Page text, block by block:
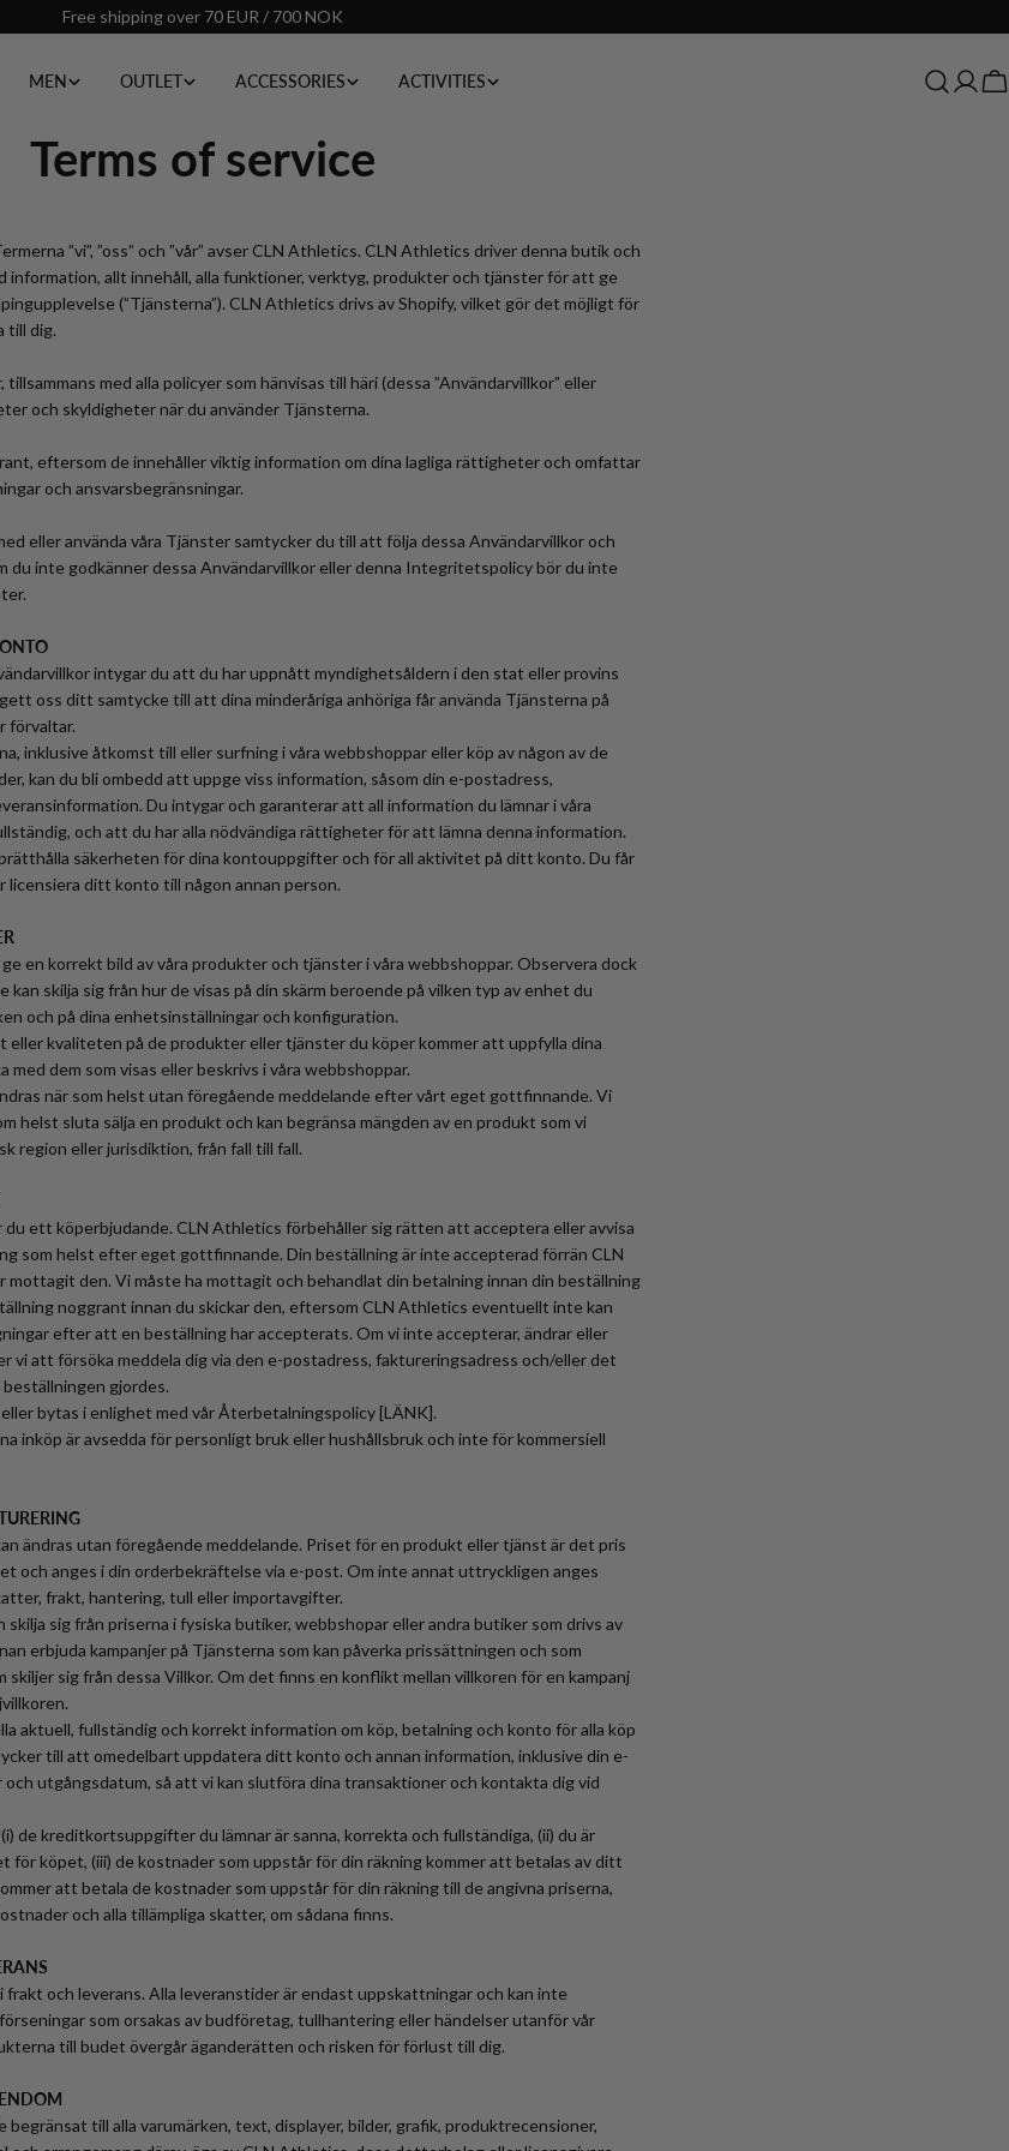
Free shipping over 70 EUR / 700 NOK
MEN OUTLET ACCESSORIES ACTIVITIES
Log
Terms of service
”vi”, ”oss” och ”vår” avser CLN Athletics. CLN Athletics driver denna butik och
information, allt innehåll, alla funktioner, verktyg, produkter och tjänster för att ge
(”Tjänsterna”). CLN Athletics drivs av Shopify, vilket gör det möjligt för
till dig.
med alla policyer som hänvisas till häri (dessa ”Användarvillkor” eller
och skyldigheter när du använder Tjänsterna.
eftersom de innehåller viktig information om dina lagliga rättigheter och omfattar
och ansvarsbegränsningar.
eller använda våra Tjänster samtycker du till att följa dessa Användarvillkor och
du inte godkänner dessa Användarvillkor eller denna Integritetspolicy bör du inte
intygar du att du har uppnått myndighetsåldern i den stat eller provins
oss ditt samtycke till att dina minderåriga anhöriga får använda Tjänsterna på
förvaltar.
inklusive åtkomst till eller surfning i våra webbshoppar eller köp av någon av de
kan du bli ombedd att uppge viss information, såsom din e-postadress,
Du intygar och garanterar att all information du lämnar i våra
och att du har alla nödvändiga rättigheter för att lämna denna information.
säkerheten för dina kontouppgifter och för all aktivitet på ditt konto. Du får
licensiera ditt konto till någon annan person.
en korrekt bild av våra produkter och tjänster i våra webbshoppar. Observera dock
skilja sig från hur de visas på din skärm beroende på vilken typ av enhet du
och på dina enhetsinställningar och konfiguration.
kvaliteten på de produkter eller tjänster du köper kommer att uppfylla dina
dem som visas eller beskrivs i våra webbshoppar.
när som helst utan föregående meddelande efter vårt eget gottfinnande. Vi
helst sluta sälja en produkt och kan begränsa mängden av en produkt som vi
region eller jurisdiktion, från fall till fall.
du ett köperbjudande. CLN Athletics förbehåller sig rätten att acceptera eller avvisa
som helst efter eget gottfinnande. Din beställning är inte accepterad förrän CLN
den. Vi måste ha mottagit och behandlat din betalning innan din beställning
noggrant innan du skickar den, eftersom CLN Athletics eventuellt inte kan
efter att en beställning har accepterats. Om vi inte accepterar, ändrar eller
vi att försöka meddela dig via den e-postadress, faktureringsadress och/eller det
gjordes.
bytas i enlighet med vår Återbetalningspolicy [LÄNK].
inköp är avsedda för personligt bruk eller hushållsbruk och inte för kommersiell
ändras utan föregående meddelande. Priset för en produkt eller tjänst är det pris
och anges i din orderbekräftelse via e-post. Om inte annat uttryckligen anges
frakt, hantering, tull eller importavgifter.
skilja sig från priserna i fysiska butiker, webbshopar eller andra butiker som drivs av
erbjuda kampanjer på Tjänsterna som kan påverka prissättningen och som
skiljer sig från dessa Villkor. Om det finns en konflikt mellan villkoren för en kampanj
aktuell, fullständig och korrekt information om köp, betalning och konto för alla köp
till att omedelbart uppdatera ditt konto och annan information, inklusive din e-
utgångsdatum, så att vi kan slutföra dina transaktioner och kontakta dig vid
de kreditkortsuppgifter du lämnar är sanna, korrekta och fullständiga, (ii) du är
för köpet, (iii) de kostnader som uppstår för din räkning kommer att betalas av ditt
att betala de kostnader som uppstår för din räkning till de angivna priserna,
och alla tillämpliga skatter, om sådana finns.
och leverans. Alla leveranstider är endast uppskattningar och kan inte
som orsakas av budföretag, tullhantering eller händelser utanför vår
till budet övergår äganderätten och risken för förlust till dig.
begränsat till alla varumärken, text, displayer, bilder, grafik, produktrecensioner,